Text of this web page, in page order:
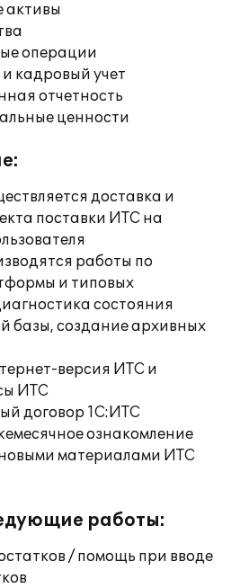
активы
операции
кадровый учет
отчетность
ценности
доставка и
поставки ИТС на
работы по
и типовых
состояния
базы, создание архивных
версия ИТС и
ИТС
договор 1С:ИТС
ознакомление
новыми материалами ИТС
работы:
/ помощь при вводе